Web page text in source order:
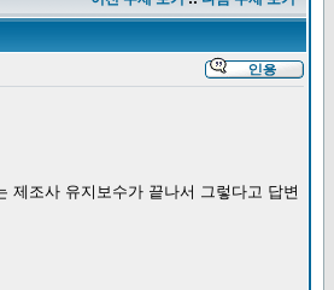
제조사 유지보수가 끝나서 그렇다고 답변